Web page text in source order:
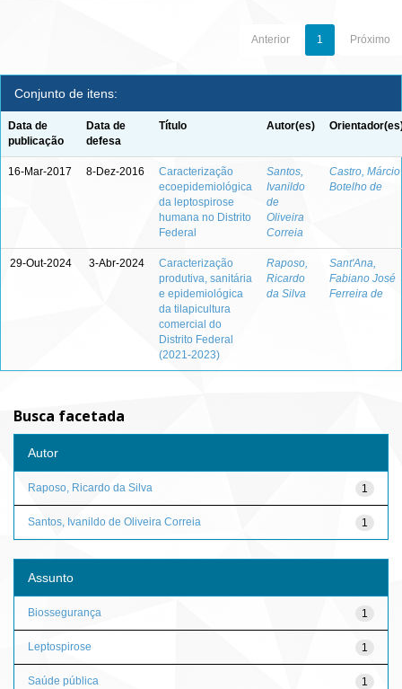
Anterior 1 Próximo
Conjunto de itens:
Data de
publicação
Data de
defesa
Título Autor(es)
16-Mar-2017 8-Dez-2016
Caracterização
ecoepidemiológica
da leptospirose
humana no Distrito
Federal
Santos,
Ivanildo
de
Oliveira
Correia
Castro, Márcio
Botelho de
29-Out-2024 3-Abr-2024
Caracterização
produtiva, sanitária
e epidemiológica
da tilapicultura
comercial do
Distrito Federal
(2021-2023)
Raposo,
Ricardo
da Silva
Sant'Ana,
Fabiano José
Ferreira de
Busca facetada
Autor
1
Raposo, Ricardo da Silva
1
Santos, Ivanildo de Oliveira Correia
Assunto
1
Biossegurança
1
Leptospirose
1
Saúde pública